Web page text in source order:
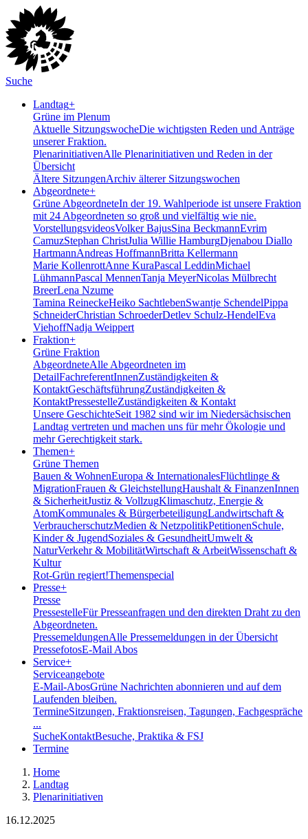
Suche
Landtag+
Grüne im Plenum
Aktuelle SitzungswocheDie wichtigsten Reden und Anträge
unserer Fraktion.
PlenarinitiativenAlle Plenarinitiativen und Reden in der
Übersicht
Ältere SitzungenArchiv älterer Sitzungswochen
Abgeordnete+
Grüne AbgeordneteIn der 19. Wahlperiode ist unsere Fraktion
mit 24 Abgeordneten so groß und vielfältig wie nie.
VorstellungsvideosVolker BajusSina BeckmannEvrim
CamuzStephan ChristJulia Willie HamburgDjenabou Diallo
HartmannAndreas HoffmannBritta Kellermann
Marie KollenrottAnne KuraPascal LeddinMichael
LühmannPascal MennenTanja MeyerNicolas Mülbrecht
BreerLena Nzume
Tamina ReineckeHeiko SachtlebenSwantje SchendelPippa
SchneiderChristian SchroederDetlev Schulz-HendelEva
ViehoffNadja Weippert
Fraktion+
Grüne Fraktion
AbgeordneteAlle Abgeordneten im
DetailFachreferentInnenZuständigkeiten &
KontaktGeschäftsführungZuständigkeiten &
KontaktPressestelleZuständigkeiten & Kontakt
Unsere GeschichteSeit 1982 sind wir im Nieder­sächsischen
Landtag vertreten und machen uns für mehr Ökologie und
mehr Gerechtigkeit stark.
Themen+
Grüne Themen
Bauen & WohnenEuropa & InternationalesFlüchtlinge &
MigrationFrauen & GleichstellungHaushalt & FinanzenInnen
& SicherheitJustiz & VollzugKlimaschutz, Energie &
AtomKommunales & BürgerbeteiligungLandwirtschaft &
VerbraucherschutzMedien & NetzpolitikPetitionenSchule,
Kinder & JugendSoziales & GesundheitUmwelt &
NaturVerkehr & MobilitätWirtschaft & ArbeitWissenschaft &
Kultur
Rot-Grün regiert!Themenspecial
Presse+
Presse
PressestelleFür Presseanfragen und den direkten Draht zu den
Abgeordneten.
PressemeldungenAlle Pressemeldungen in der Übersicht
PressefotosE-Mail Abos
Service+
Serviceangebote
E-Mail-AbosGrüne Nachrichten abonnieren und auf dem
Laufenden bleiben.
TermineSitzungen, Fraktionsreisen, Tagungen, Fachgespräche
...
SucheKontaktBesuche, Praktika & FSJ
Termine
Home
Landtag
Plenarinitiativen
16.12.2025